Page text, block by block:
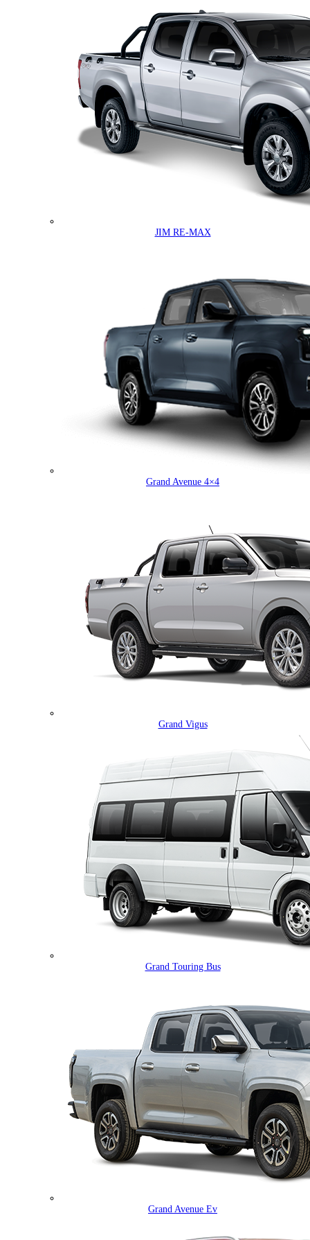
JIM RE-MAX
Grand Avenue 4×4
Grand Vigus
Grand Touring Bus
Grand Avenue Ev